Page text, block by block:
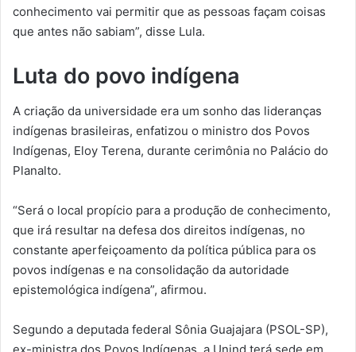
conhecimento vai permitir que as pessoas façam coisas
que antes não sabiam”, disse Lula.
Luta do povo indígena
A criação da universidade era um sonho das lideranças
indígenas brasileiras, enfatizou o ministro dos Povos
Indígenas, Eloy Terena, durante cerimônia no Palácio do
Planalto.
“Será o local propício para a produção de conhecimento,
que irá resultar na defesa dos direitos indígenas, no
constante aperfeiçoamento da política pública para os
povos indígenas e na consolidação da autoridade
epistemológica indígena”, afirmou.
Segundo a deputada federal Sônia Guajajara (PSOL-SP),